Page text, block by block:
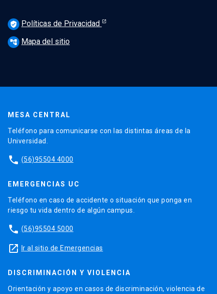
verified_user Políticas de Privacidad
account_tree Mapa del sitio
MESA CENTRAL
Teléfono para comunicarse con las distintas áreas de la
Universidad.
phone (56)95504 4000
EMERGENCIAS UC
Teléfono en caso de accidente o situación que ponga en
riesgo tu vida dentro de algún campus.
phone (56)95504 5000
launch Ir al sitio de Emergencias
DISCRIMINACIÓN Y VIOLENCIA
Orientación y apoyo en casos de discriminación, violencia de